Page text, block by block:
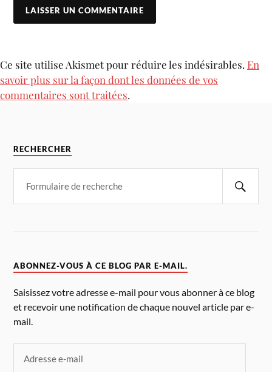
Ce site utilise Akismet pour réduire les indésirables. En
savoir plus sur la façon dont les données de vos
commentaires sont traitées.
RECHERCHER
ABONNEZ-VOUS À CE BLOG PAR E-MAIL.
Saisissez votre adresse e-mail pour vous abonner à ce blog
et recevoir une notification de chaque nouvel article par e-
mail.